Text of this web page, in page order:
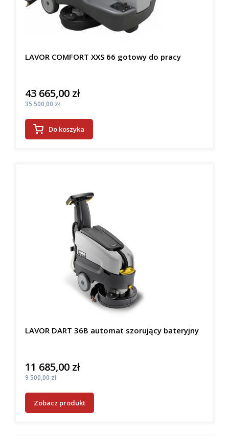
LAVOR COMFORT XXS 66 gotowy do pracy
Cena
43 665,00 zł
Cena
35 500,00 zł
Do koszyka
LAVOR DART 36B automat szorujący bateryjny
Cena
11 685,00 zł
Cena
9 500,00 zł
Zobacz produkt